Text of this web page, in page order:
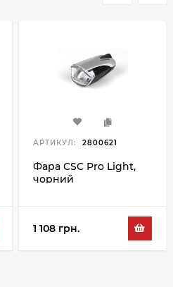
АРТИКУЛ: 2800621
Фара CSC Pro Light,
чорний
1 108 грн.